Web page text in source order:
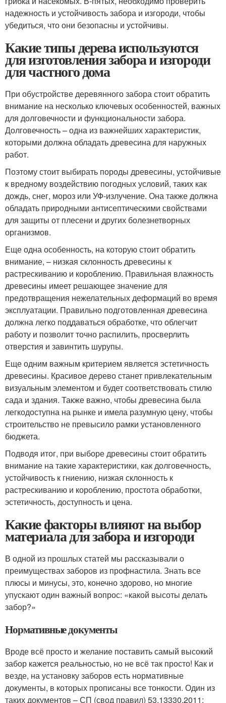
надежность и устойчивость забора и изгороди, чтобы
убедиться, что они безопасны и устойчивы.
Какие типы дерева используются
для изготовления забора и изгороди
для частного дома
При обустройстве деревянного забора стоит обратить
внимание на несколько ключевых особенностей, важных
для долговечности и функциональности забора.
Долговечность – одна из важнейших характеристик,
которыми должна обладать древесина для наружных
работ.
Поэтому стоит выбирать породы древесины, устойчивые
к вредному воздействию погодных условий, таких как
дождь, снег, мороз или УФ-излучение. Она также должна
обладать природными антисептическими свойствами
для защиты от плесени и других болезнетворных
организмов.
Еще одна особенность, на которую стоит обратить
внимание, – низкая склонность древесины к
растрескиванию и короблению. Правильная влажность
древесины имеет решающее значение для
предотвращения нежелательных деформаций во время
эксплуатации. Правильно подготовленная древесина
должна легко поддаваться обработке, что облегчит
работу и позволит точно распилить, просверлить
отверстия и завинтить шурупы.
Еще одним важным критерием является эстетичность
древесины. Красивое дерево станет привлекательным
визуальным элементом и будет соответствовать стилю
сада и здания. Также важно, чтобы древесина была
легкодоступна на рынке и имела разумную цену, чтобы
строительство не превысило рамки установленного
бюджета.
Подводя итог, при выборе древесины стоит обратить
внимание на такие характеристики, как долговечность,
устойчивость к гниению, низкая склонность к
растрескиванию и короблению, простота обработки,
эстетичность, доступность и цена.
Какие факторы влияют на выбор
материала для забора и изгороди
В одной из прошлых статей мы рассказывали о
преимуществах заборов из профнастила. Знать все
плюсы и минусы, это, конечно здорово, но многие
упускают один важный вопрос: «какой высоты делать
забор?»
Нормативные документы
Вроде всё просто и желание поставить самый высокий
забор кажется реальностью, но не всё так просто! Как и
везде, на установку заборов есть нормативные
документы, в которых прописаны все тонкости. Один из
таких документов – СП (свод правил) 53.13330.2011: